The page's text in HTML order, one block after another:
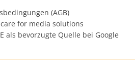
(AGB)
for media solutions
als bevorzugte Quelle bei Google